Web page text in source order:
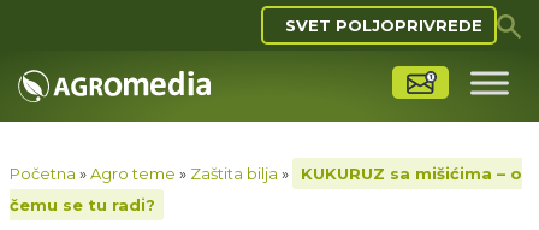
SVET POLJOPRIVREDE
Početna »Agro teme » Zaštita bilja »
KUKURUZ sa mišićima – o
čemu se tu radi?